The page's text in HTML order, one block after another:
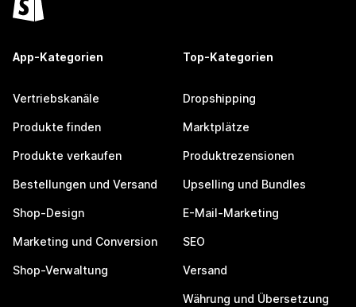
App-Kategorien
Vertriebskanäle
Produkte finden
Produkte verkaufen
Bestellungen und Versand
Shop-Design
Marketing und Conversion
Shop-Verwaltung
Top-Kategorien
Dropshipping
Marktplätze
Produktrezensionen
Upselling und Bundles
E-Mail-Marketing
SEO
Versand
Währung und Übersetzung